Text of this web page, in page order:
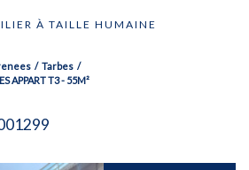
À TAILLE HUMAINE
Tarbes
APPART T3 - 55M²